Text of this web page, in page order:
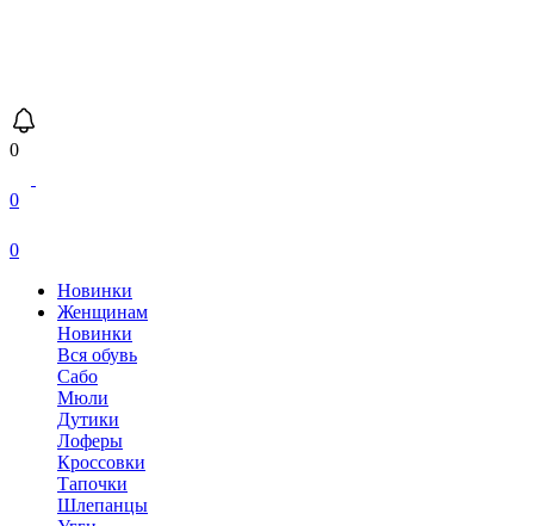
0
0
0
Новинки
Женщинам
Новинки
Вся обувь
Сабо
Мюли
Дутики
Лоферы
Кроссовки
Тапочки
Шлепанцы